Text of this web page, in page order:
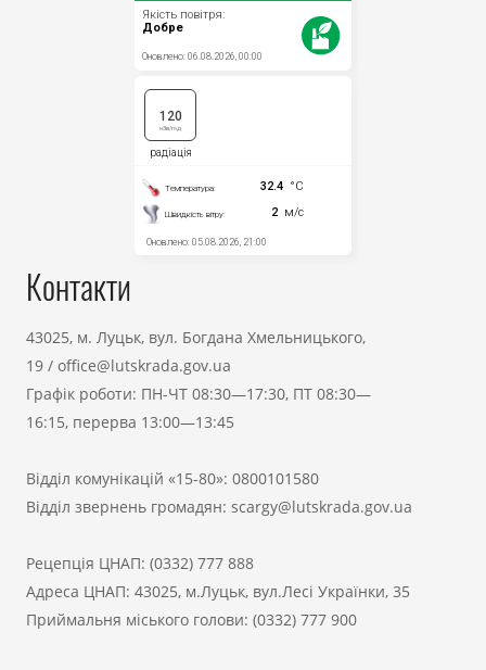
Контакти
43025, м. Луцьк, вул. Богдана Хмельницького,
19 / office@lutskrada.gov.ua
Графік роботи: ПН-ЧТ 08:30—17:30, ПТ 08:30—
16:15, перерва 13:00—13:45
Відділ комунікацій «15-80»: 0800101580
Відділ звернень громадян: scargy@lutskrada.gov.ua
Рецепція ЦНАП: (0332) 777 888
Адреса ЦНАП: 43025, м.Луцьк, вул.Лесі Українки, 35
Приймальня міського голови: (0332) 777 900